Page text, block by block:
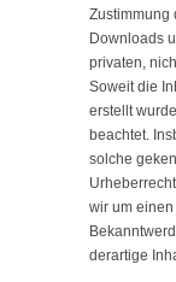
Zustimmung
Downloads
privaten,
Soweit die
erstellt
beachtet.
solche
wir um
derartige